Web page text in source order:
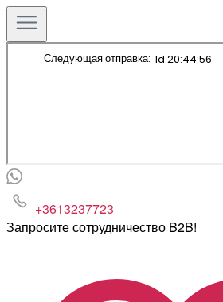
+3613237723
Запросите сотрудничество B2B!